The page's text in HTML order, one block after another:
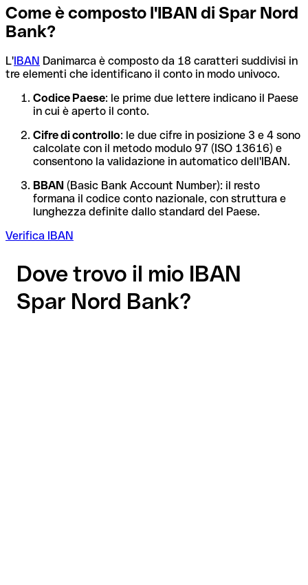
Come è composto l'IBAN di Spar Nord
Bank?
L'IBAN Danimarca è composto da 18 caratteri suddivisi in
tre elementi che identificano il conto in modo univoco.
Codice Paese: le prime due lettere indicano il Paese
in cui è aperto il conto.
Cifre di controllo: le due cifre in posizione 3 e 4 sono
calcolate con il metodo modulo 97 (ISO 13616) e
consentono la validazione in automatico dell'IBAN.
BBAN (Basic Bank Account Number): il resto
formana il codice conto nazionale, con struttura e
lunghezza definite dallo standard del Paese.
Verifica IBAN
Dove trovo il mio IBAN
Spar Nord Bank?